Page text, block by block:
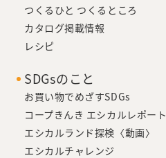
つくるひと つくるところ
カタログ掲載情報
レシピ
SDGsのこと
お買い物でめざすSDGs
コープきんき エシカルレポート
エシカルランド探検〈動画〉
エシカルチャレンジ